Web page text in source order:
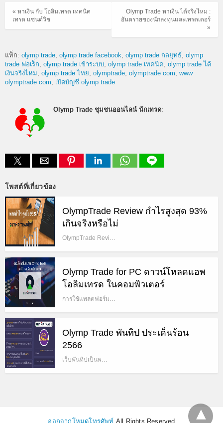
Olymp Trade หาเงิน ได้จริงไหม :
อันตรายของนักลงทุนและเทรดเดอร์
»
« หาเงิน กับ โอลิมเทรด เทคนิค
เทรด แซนด์วิช
แท็ก: olymp trade olymp trade facebook olymp trade กลยุทธ์ olymp
trade ฟอเร็ก olymp trade เข้าระบบ olymp trade เทคนิค olymp trade ได้
เงินจริงไหม olymp trade ไทย olymptrade olymptrade com www
olymptrade com
เปิดบัญชี olymp trade
Olymp Trade ชุมชนออนไลน์ นักเทรด:
โพสต์ที่เกี่ยวข้อง
OlympTrade Review กำไรสูงสุด 93%
เกินจริงหรือไม่
OlympTrade Revi…
Olymp Trade for PC ดาวน์โหลดแอพ
โอลิมเทรด ในคอมพิวเตอร์
การใช้แพลตฟอร์ม…
Olymp Trade พันทิป ประเด็นร้อน
2566
เว็บพันทิปเป็นพ…
ออกจากโหมดโทรศัพท์ All Rights Reserved